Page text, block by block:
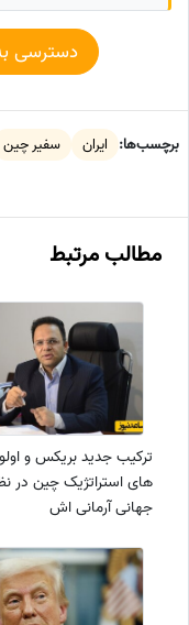
دسترسی
برچسب‌ها: ایران سفیر چین
مطالب مرتبط
ترکیب جدید بریکس و
های استراتژیک چین در
جهانی آرمانی اش